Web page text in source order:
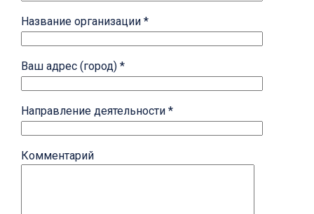
Название организации *
Ваш адрес (город) *
Направление деятельности *
Комментарий